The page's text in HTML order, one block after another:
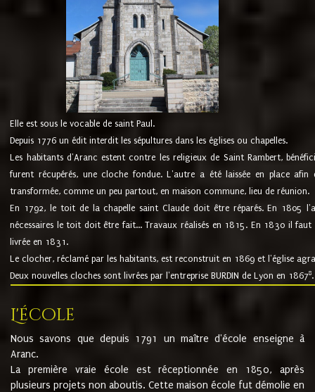
Elle est sous le vocable de saint Paul.
Depuis 1776 un édit interdit les sépultures dans les églises ou chapelles.
Les habitants d'Aranc estent contre les religieux de Saint Rambert,
furent récupérés, une cloche fondue. L'autre a été laissée en place
transformée, comme un peu partout, en maison commune, lieu de réunion.
En 1792, le toit de la chapelle saint Claude doit être réparés. En 1805
nécessaires le toit doit être fait... Travaux réalisés en 1815. En 1830 il
livrée en 1831.
Le clocher, réclamé par les habitants, est reconstruit en 1869 et l'église
Deux nouvelles cloches sont livrées par l'entreprise BURDIN de Lyon en 18678.
L'école
Nous savons que depuis 1791 un maître d'école enseigne à
Aranc.
La première vraie école est réceptionnée en 1850, après
plusieurs projets non aboutis. Cette maison école fut démolie en